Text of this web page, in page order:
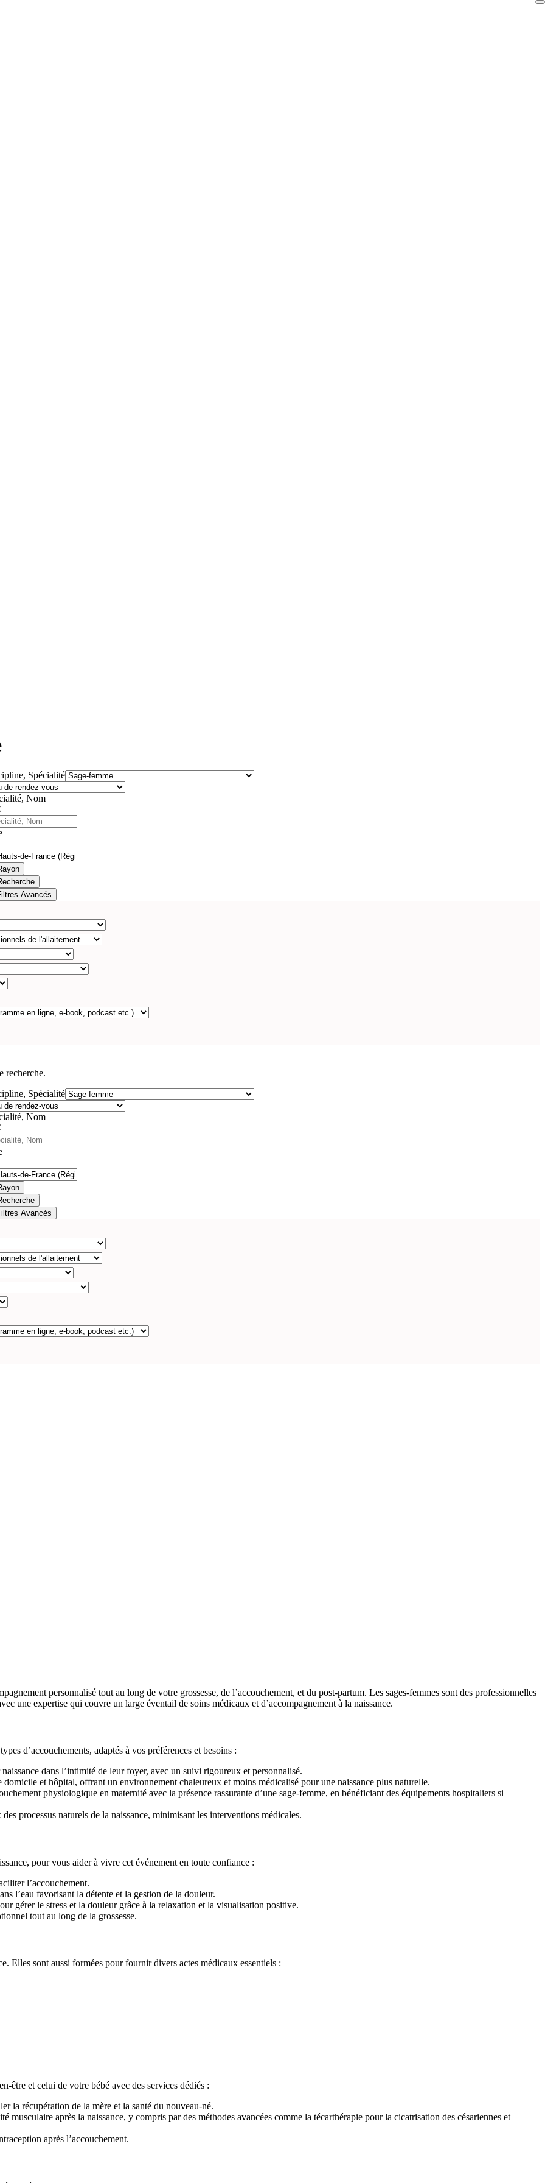
Spécialité
Nom
Avancés
recherche.
Spécialité
Nom
Avancés
personnalisé tout au long de votre grossesse, de l’accouchement, et du post-partum. Les sages-femmes sont des professionnelles
une expertise qui couvre un large éventail de soins médicaux et d’accompagnement à la naissance.
d’accouchements, adaptés à vos préférences et besoins :
dans l’intimité de leur foyer, avec un suivi rigoureux et personnalisé.
domicile et hôpital, offrant un environnement chaleureux et moins médicalisé pour une naissance plus naturelle.
physiologique en maternité avec la présence rassurante d’une sage-femme, en bénéficiant des équipements hospitaliers si
processus naturels de la naissance, minimisant les interventions médicales.
pour vous aider à vivre cet événement en toute confiance :
l’accouchement.
l’eau favorisant la détente et la gestion de la douleur.
gérer le stress et la douleur grâce à la relaxation et la visualisation positive.
tout au long de la grossesse.
Elles sont aussi formées pour fournir divers actes médicaux essentiels :
être et celui de votre bébé avec des services dédiés :
la récupération de la mère et la santé du nouveau-né.
musculaire après la naissance, y compris par des méthodes avancées comme la técarthérapie pour la cicatrisation des césariennes et
après l’accouchement.